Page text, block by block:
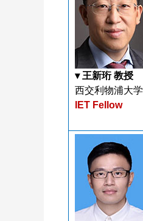
▾ 王新珩 教授
西交利物浦大学
IET Fellow